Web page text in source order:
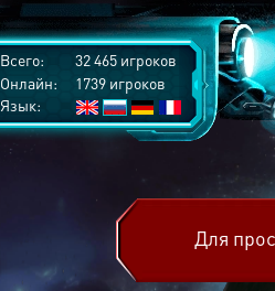
Всего:
32 465 игроков
Онлайн:
1739 игроков
Язык:
Для